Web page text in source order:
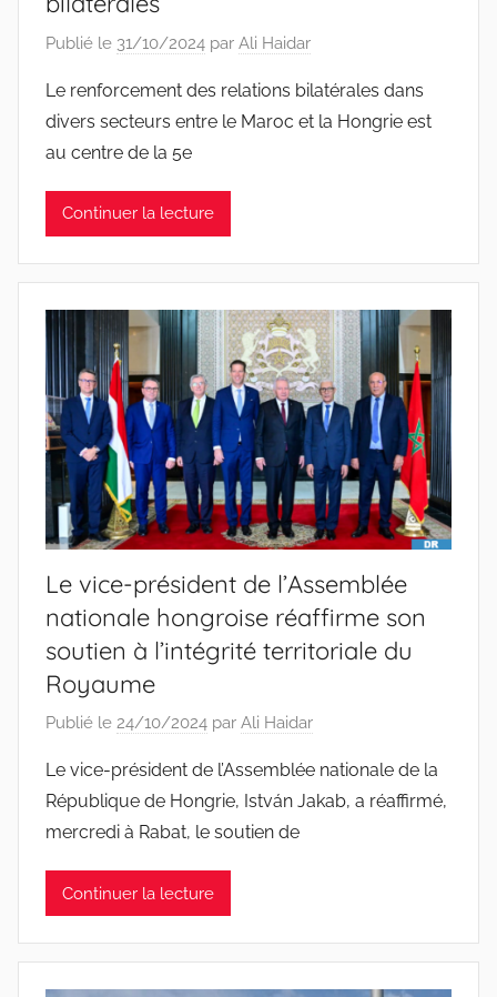
Publié le 31/10/2024 par Ali Haidar
Le renforcement des relations bilatérales dans
divers secteurs entre le Maroc et la Hongrie est
au centre de la 5e
Continuer la lecture
Le vice-président de l’Assemblée
nationale hongroise réaffirme son
soutien à l’intégrité territoriale du
Royaume
Publié le 24/10/2024 par Ali Haidar
Le vice-président de l’Assemblée nationale de la
République de Hongrie, István Jakab, a réaffirmé,
mercredi à Rabat, le soutien de
Continuer la lecture